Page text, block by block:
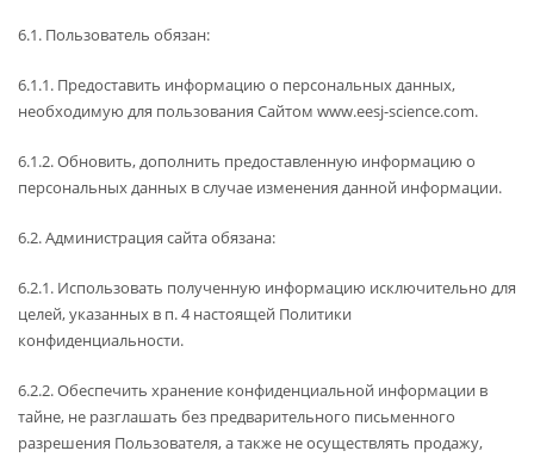
6.1. Пользователь обязан:
6.1.1. Предоставить информацию о персональных данных,
необходимую для пользования Сайтом www.eesj-science.com.
6.1.2. Обновить, дополнить предоставленную информацию о
персональных данных в случае изменения данной информации.
6.2. Администрация сайта обязана:
6.2.1. Использовать полученную информацию исключительно для
целей, указанных в п. 4 настоящей Политики
конфиденциальности.
6.2.2. Обеспечить хранение конфиденциальной информации в
тайне, не разглашать без предварительного письменного
разрешения Пользователя, а также не осуществлять продажу,